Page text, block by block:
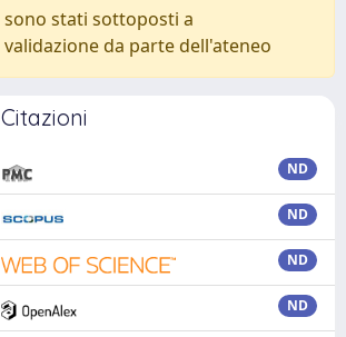
sono stati sottoposti a
validazione da parte dell'ateneo
Citazioni
ND
ND
ND
ND